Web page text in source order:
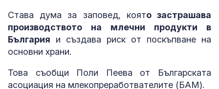
Става дума за заповед, която застрашава
производството на млечни продукти в
България и създава риск от поскъпване на
основни храни.
Това съобщи Поли Пеева от Българската
асоциация на млекопреработвателите (БАМ).